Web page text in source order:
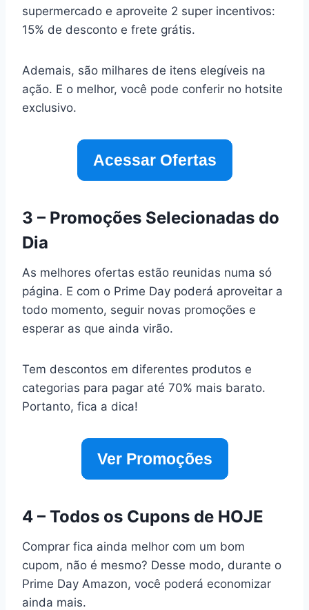
supermercado e aproveite 2 super incentivos:
15% de desconto e frete grátis.
Ademais, são milhares de itens elegíveis na
ação. E o melhor, você pode conferir no hotsite
exclusivo.
Acessar Ofertas
3 – Promoções Selecionadas do
Dia
As melhores ofertas estão reunidas numa só
página. E com o Prime Day poderá aproveitar a
todo momento, seguir novas promoções e
esperar as que ainda virão.
Tem descontos em diferentes produtos e
categorias para pagar até 70% mais barato.
Portanto, fica a dica!
Ver Promoções
4 – Todos os Cupons de HOJE
Comprar fica ainda melhor com um bom
cupom, não é mesmo? Desse modo, durante o
Prime Day Amazon, você poderá economizar
ainda mais.